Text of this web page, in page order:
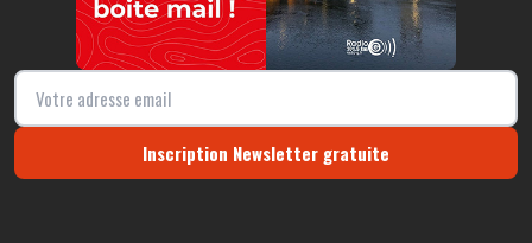
Inscription Newsletter gratuite